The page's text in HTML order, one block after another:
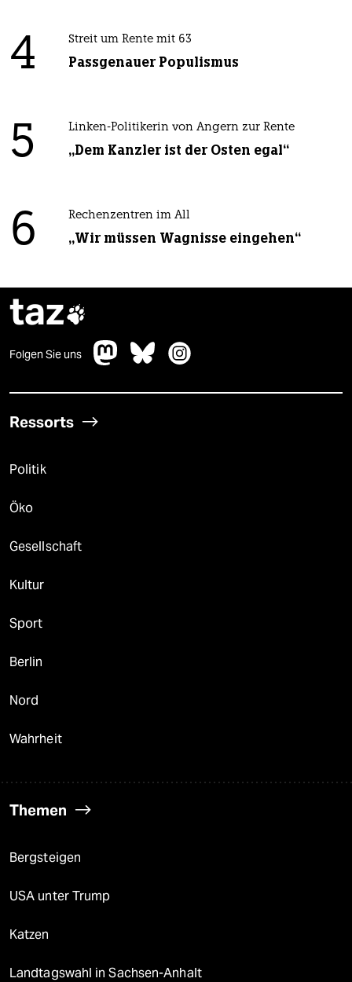
4 Streit um Rente mit 63
Passgenauer Populismus
5 Linken-Politikerin von Angern zur Rente
„Dem Kanzler ist der Osten egal“
6 Rechenzentren im All
„Wir müssen Wagnisse eingehen“
taz
Folgen Sie uns
Ressorts
Politik
Öko
Gesellschaft
Kultur
Sport
Berlin
Nord
Wahrheit
Themen
Bergsteigen
USA unter Trump
Katzen
Landtagswahl in Sachsen-Anhalt